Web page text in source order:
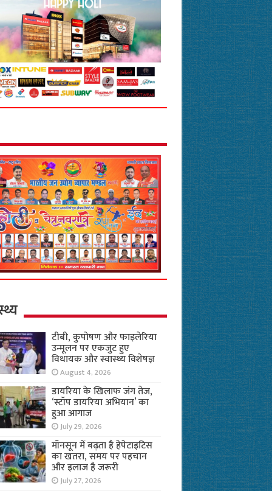
टीबी, कुपोषण और फाइलेरिया
उन्मूलन पर एकजुट हुए
विधायक और स्वास्थ्य विशेषज्ञ
August 4, 2026
डायरिया के खिलाफ जंग तेज,
‘स्टॉप डायरिया अभियान’ का
हुआ आगाज
July 29, 2026
मॉनसून में बढ़ता है हेपेटाइटिस
का खतरा, समय पर पहचान
और इलाज है जरूरी
July 27, 2026